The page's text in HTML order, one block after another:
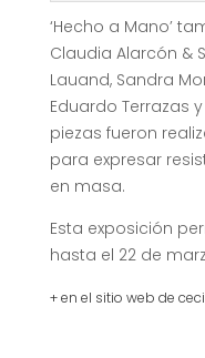
‘Hecho a Mano’
Claudia Alarcón &
Lauand, Sandra
Eduardo Terrazas
piezas fueron
para expresar
en masa.
Esta exposición
hasta el 22 de
+ en el sitio web de